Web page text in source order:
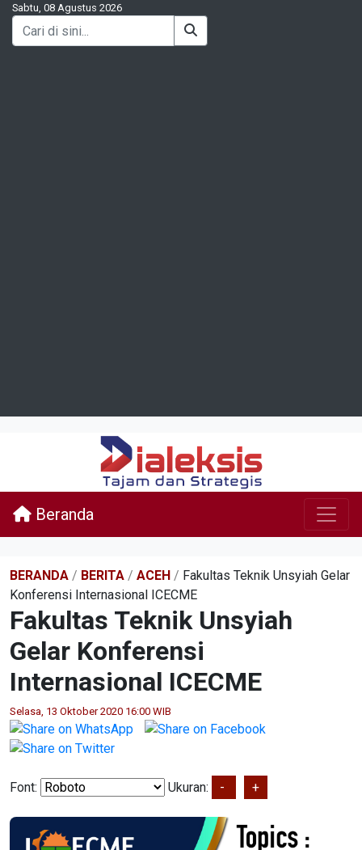
Sabtu, 08 Agustus 2026
Beranda
BERANDA / BERITA / ACEH / Fakultas Teknik Unsyiah Gelar
Konferensi Internasional ICECME
Fakultas Teknik Unsyiah
Gelar Konferensi
Internasional ICECME
Selasa, 13 Oktober 2020 16:00 WIB
Font: Ukuran: - +